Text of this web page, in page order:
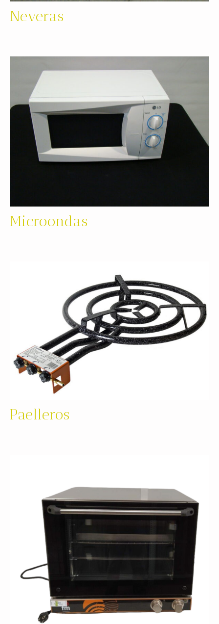
Neveras
Microondas
Paelleros